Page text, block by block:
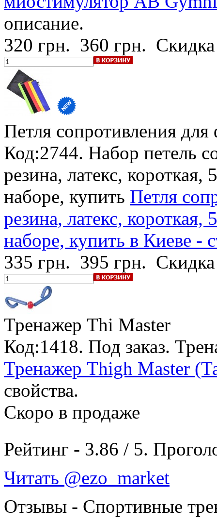
описание.
320 грн. 360 грн.
Петля сопротивления для
Код:2744. Набор петель
резина, латекс,
наборе, купить Петля
резина, латекс,
наборе, купить в Киеве -
335 грн. 395 грн.
Тренажер Thi Master
Код:1418. Под заказ.
Тренажер Thigh Master
свойства.
Скоро в продаже
Рейтинг - 3.86 / 5.
Читать @ezo_market
Отзывы - Спортивные